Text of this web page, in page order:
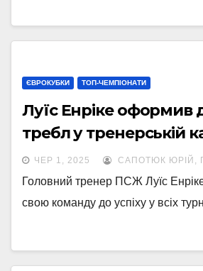
ЄВРОКУБКИ ТОП-ЧЕМПІОНАТИ
Луїс Енріке оформив
требл у тренерській
ЧЕР 1, 2025 САПОТЮК ЮРІЙ,
Головний тренер ПСЖ Луїс
свою команду до успіху у всіх